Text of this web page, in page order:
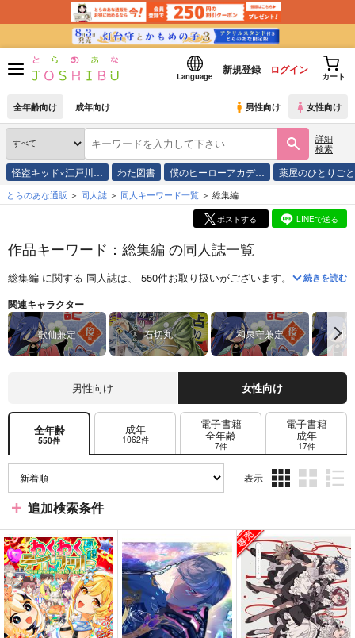
Language
新規登録 ログイン
カート
全年齢向け 成年向け 男性向け 女性向け
詳細
検索
怪盗キッド×江戸川… わた図書 僕のヒーローアカデ… 薬屋のひとりごと
とらのあな通販 同人誌 同人キーワード一覧 総集編
ポストする LINEで送る
作品キーワード：総集編 の同人誌一覧
総集編 に関する 同人誌は、 550件お取り扱いがございます。「再録わく
続きを読む
関連キャラクター
歌仙兼定 石切丸 和泉守兼定 小
男性向け 女性向け
全年齢
550件
成年
1062件
電子書籍
全年齢
7件
電子書籍
成年
17件
表示
ム
表
示
ム
表
示
ム
表
示
追加検索条件